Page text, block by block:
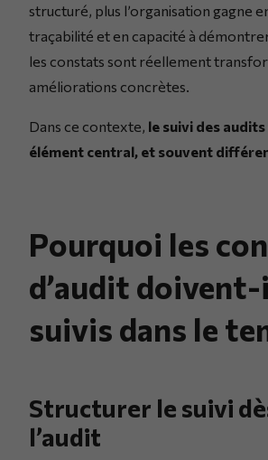
structuré, plus l’organisation gagne
traçabilité et en capacité à démontrer
les constats sont réellement
améliorations concrètes.
Dans ce contexte, le suivi des
élément central, et souvent
Pourquoi les
d’audit
suivis dans le
Structurer le suivi
l’audit